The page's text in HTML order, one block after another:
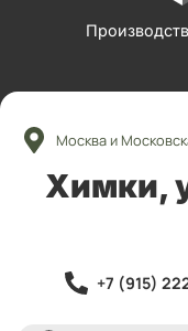
Москва и
Химки,
+7 (915)